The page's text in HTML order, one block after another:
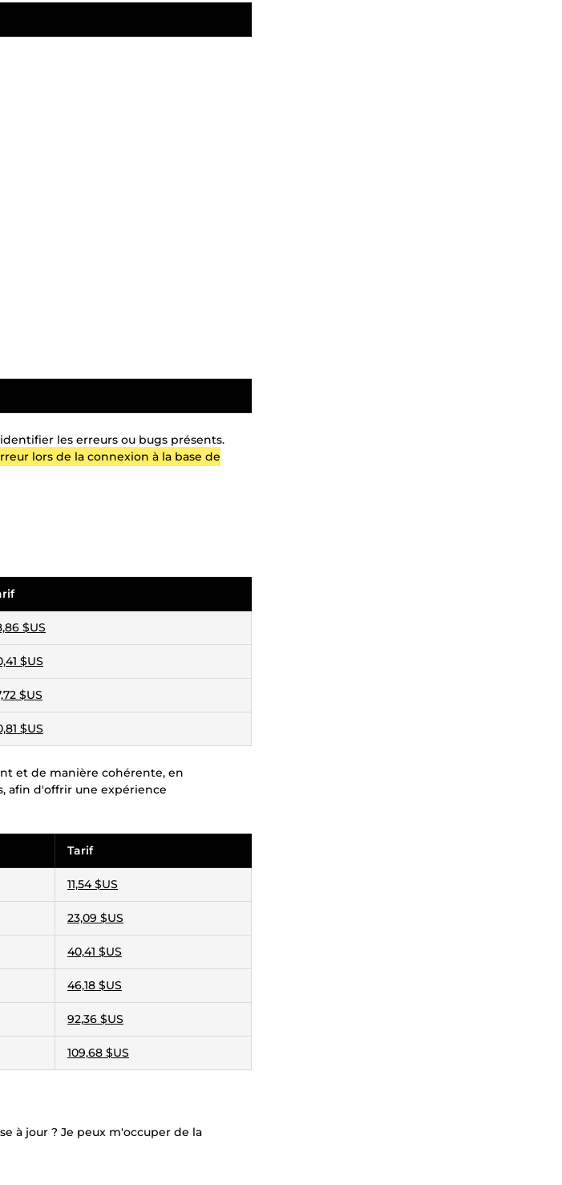
les erreurs ou bugs présents.
lors de la connexion à la base de
$US
$US
$US
$US
et de manière cohérente, en
afin d'offrir une expérience
Tarif
11,54 $US
23,09 $US
40,41 $US
46,18 $US
92,36 $US
109,68 $US
à jour ? Je peux m'occuper de la